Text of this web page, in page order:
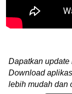
Dapatkan
Download
lebih mudah dan